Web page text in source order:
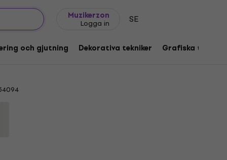
Muzikerzon
Logga in SE
och gjutning Dekorativa tekniker Grafiska tekniker
uppsättning färger för marmorering
x 20 ml